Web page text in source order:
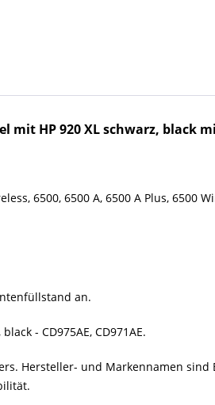
HP 920 XL schwarz, black
6500, 6500 A, 6500 A Plus, 6500
an.
- CD975AE, CD971AE.
Hersteller- und Markennamen